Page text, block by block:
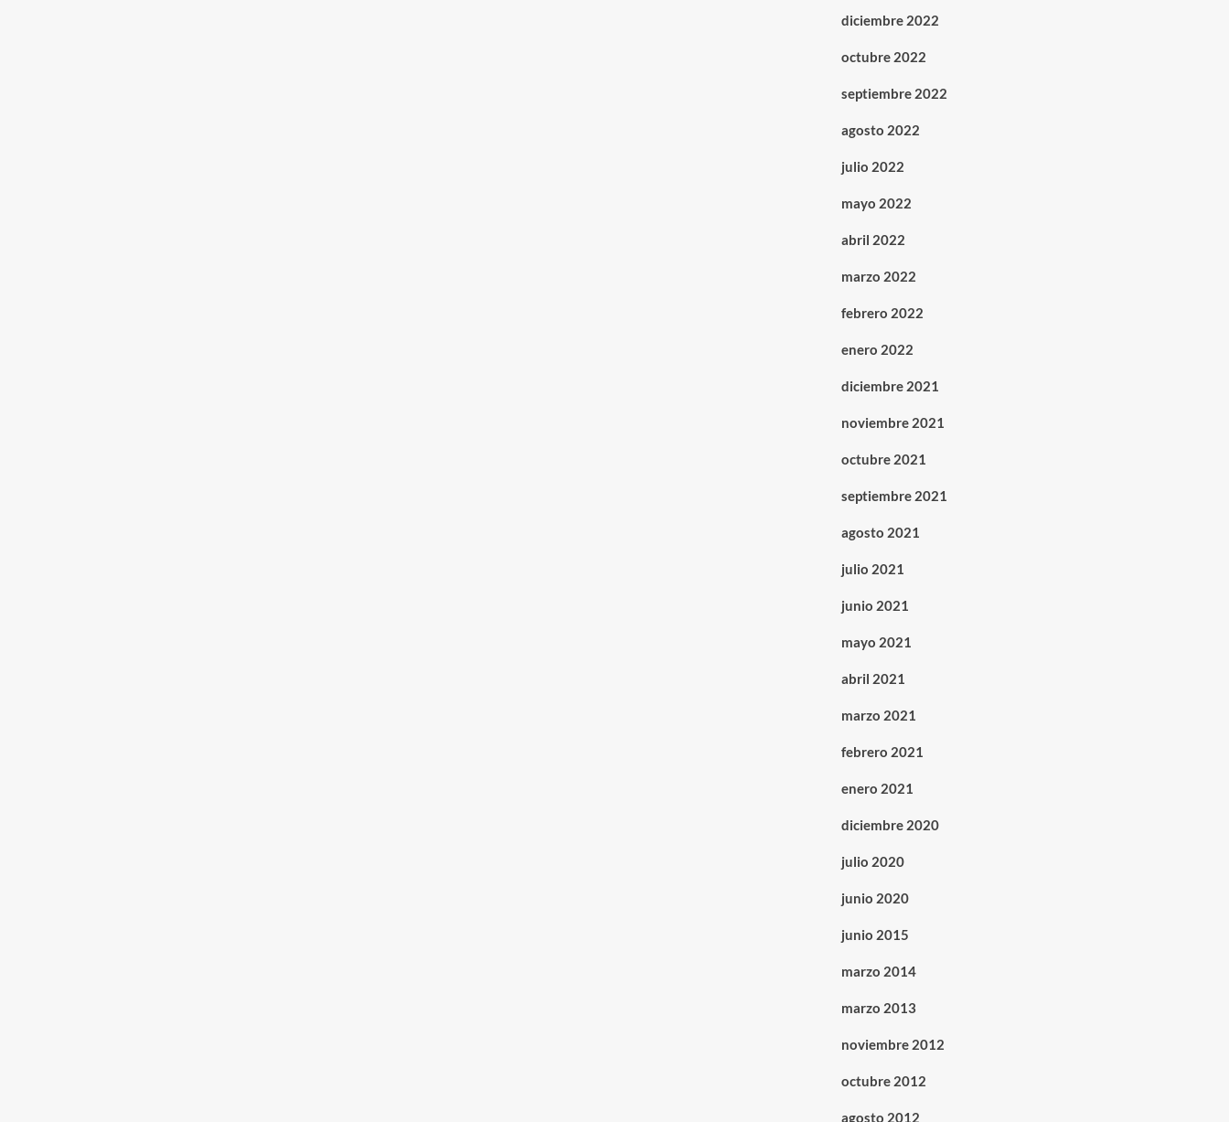
diciembre 2022
octubre 2022
septiembre 2022
agosto 2022
julio 2022
mayo 2022
abril 2022
marzo 2022
febrero 2022
enero 2022
diciembre 2021
noviembre 2021
octubre 2021
septiembre 2021
agosto 2021
julio 2021
junio 2021
mayo 2021
abril 2021
marzo 2021
febrero 2021
enero 2021
diciembre 2020
julio 2020
junio 2020
junio 2015
marzo 2014
marzo 2013
noviembre 2012
octubre 2012
agosto 2012